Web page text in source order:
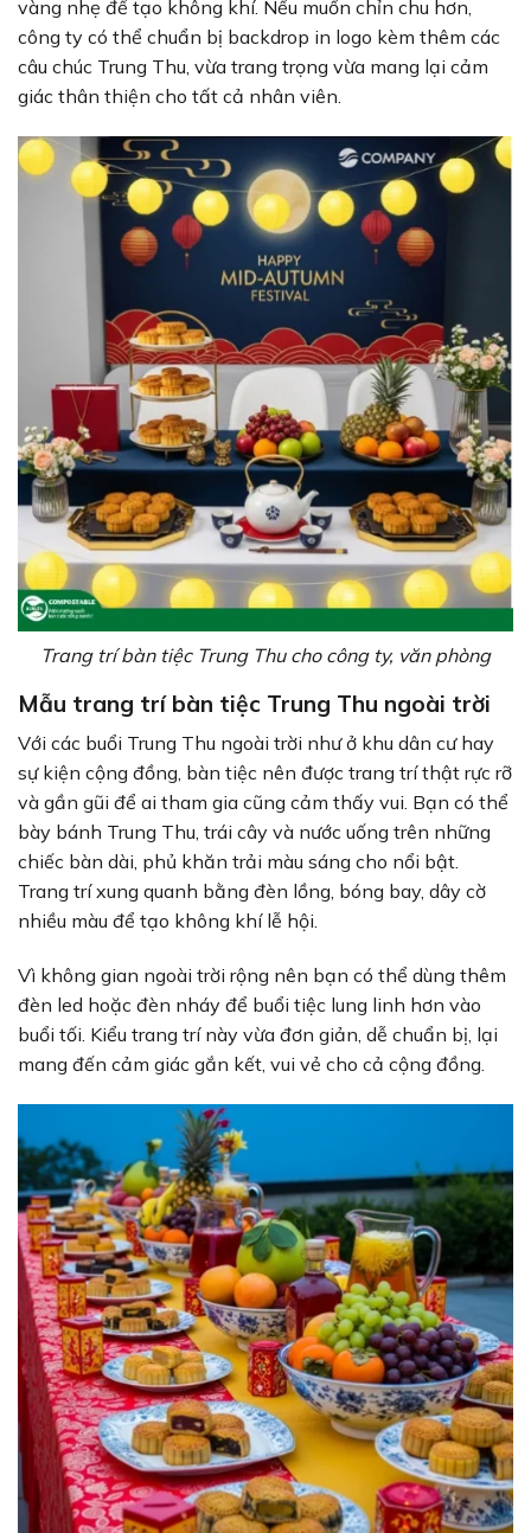
vàng nhẹ để tạo không khí. Nếu muốn chỉn chu hơn,
công ty có thể chuẩn bị backdrop in logo kèm thêm các
câu chúc Trung Thu, vừa trang trọng vừa mang lại cảm
giác thân thiện cho tất cả nhân viên.
Trang trí bàn tiệc Trung Thu cho công ty, văn phòng
Mẫu trang trí bàn tiệc Trung Thu ngoài trời
Với các buổi Trung Thu ngoài trời như ở khu dân cư hay
sự kiện cộng đồng, bàn tiệc nên được trang trí thật rực rỡ
và gần gũi để ai tham gia cũng cảm thấy vui. Bạn có thể
bày bánh Trung Thu, trái cây và nước uống trên những
chiếc bàn dài, phủ khăn trải màu sáng cho nổi bật.
Trang trí xung quanh bằng đèn lồng, bóng bay, dây cờ
nhiều màu để tạo không khí lễ hội.
Vì không gian ngoài trời rộng nên bạn có thể dùng thêm
đèn led hoặc đèn nháy để buổi tiệc lung linh hơn vào
buổi tối. Kiểu trang trí này vừa đơn giản, dễ chuẩn bị, lại
mang đến cảm giác gắn kết, vui vẻ cho cả cộng đồng.